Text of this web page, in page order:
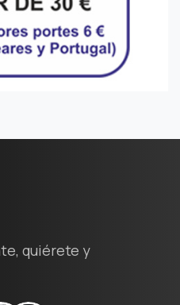
quiérete y